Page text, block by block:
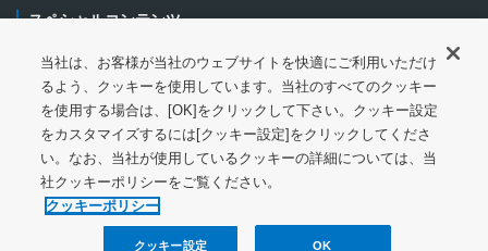
スペシャルコンテンツ
ご利用条件・ご注意 プライバシーポリシー
新規ウィンドウを開き
ソーシャルメディアポリシー クッキーポリシー
特定個人情報等の基本方針 ウェブアクセシビリティ対応
サイトマップ
当社は、お客様が当社のウェブサイトを快適にご利用いただけ
るよう、クッキーを使用しています。当社のすべてのクッキー
を使用する場合は、[OK]をクリックして下さい。クッキー設定
をカスタマイズするには[クッキー設定]をクリックしてくださ
い。なお、当社が使用しているクッキーの詳細については、当
社クッキーポリシーをご覧ください。
クッキーポリシー
クッキー設定 OK